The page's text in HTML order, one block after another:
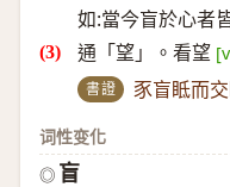
如:當今盲於心者
通「望」。看望
書證 豕盲眡而
词性变化
◎ 盲